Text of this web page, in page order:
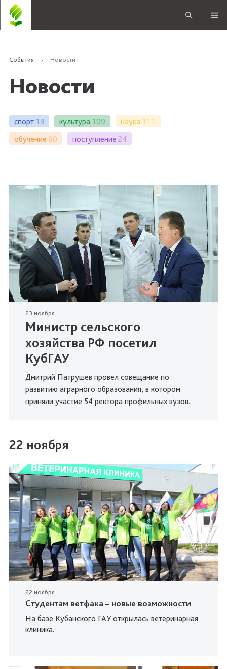
События Новости
Новости
спорт 13 культура 109 наука 111
обучение 90 поступление 24
23 ноября
Министр сельского
хозяйства РФ посетил
КубГАУ
Дмитрий Патрушев провел совещание по
развитию аграрного образования, в котором
приняли участие 54 ректора профильных вузов.
22 ноября
22 ноября
Студентам ветфака – новые возможности
На базе Кубанского ГАУ открылась ветеринарная
клиника.